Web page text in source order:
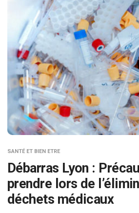
SANTÉ ET BIEN ETRE
Débarras Lyon :
prendre lors de
déchets médicaux